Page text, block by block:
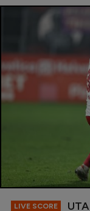
LIVE SCORE